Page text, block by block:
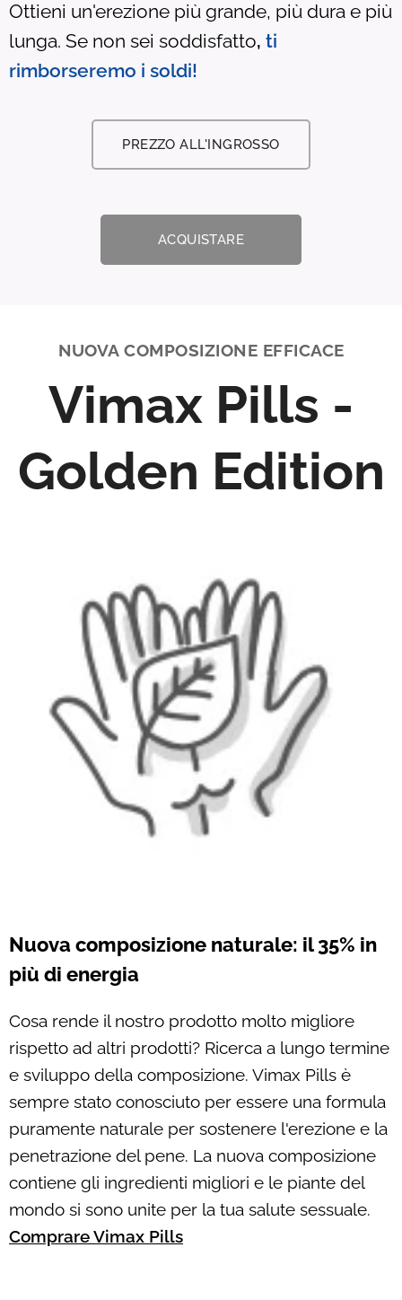
Ottieni un'erezione più grande, più dura e più
lunga. Se non sei soddisfatto, ti
rimborseremo i soldi!
PREZZO ALL'INGROSSO
ACQUISTARE
NUOVA COMPOSIZIONE EFFICACE
Vimax Pills -
Golden Edition
Nuova composizione naturale: il 35% in
più di energia
Cosa rende il nostro prodotto molto migliore
rispetto ad altri prodotti? Ricerca a lungo termine
e sviluppo della composizione. Vimax Pills è
sempre stato conosciuto per essere una formula
puramente naturale per sostenere l'erezione e la
penetrazione del pene. La nuova composizione
contiene gli ingredienti migliori e le piante del
mondo si sono unite per la tua salute sessuale.
Comprare Vimax Pills